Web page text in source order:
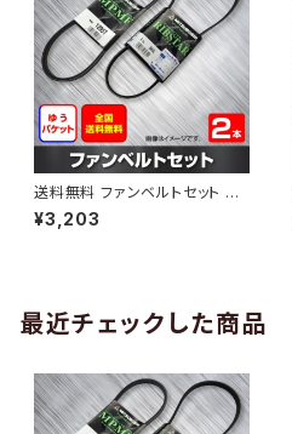
送料無料 ファンベルトセット マ
ツダ ボンゴブローニィ 型式SK5
HV H11.06～H16.11 （国内トッ
¥3,203
最近チェックした商品